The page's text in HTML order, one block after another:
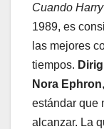
Cuando
1989, es
las mejores
tiempos.
Nora Ephron
estándar que
alcanzar. La